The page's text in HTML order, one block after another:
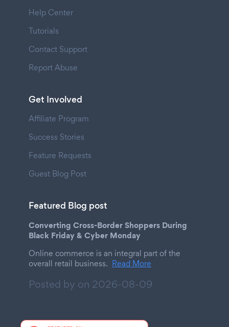
Help Center
Tutorials
Contact Support
Report Abuse
Get Involved
Affiliate Program
Success Stories
Feature Requests
Guest Blog Post
Featured Blog post
Converting Cross-Border Shoppers During
Black Friday & Cyber Monday
Online commerce is an integral part of the
overall retail business. Read More
Posted by on 2026-08-09